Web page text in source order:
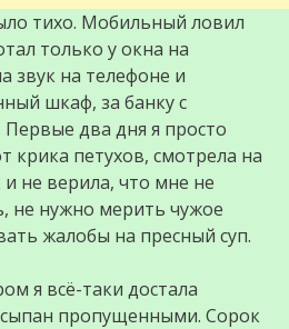
тихо. Мобильный ловил
только у окна на
звук на телефоне и
шкаф, за банку с
два дня я просто
крика петухов, смотрела на
не верила, что мне не
не нужно мерить чужое
жалобы на пресный суп.
я всё-таки достала
пропущенными. Сорок